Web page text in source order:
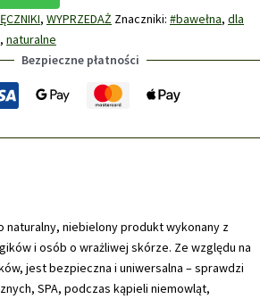
, WYPRZEDAŻ Znaczniki: #bawełna, dla
, naturalne
Bezpieczne płatności
naturalny, niebielony produkt wykonany z
i osób o wrażliwej skórze. Ze względu na
jest bezpieczna i uniwersalna – sprawdzi
SPA, podczas kąpieli niemowląt,